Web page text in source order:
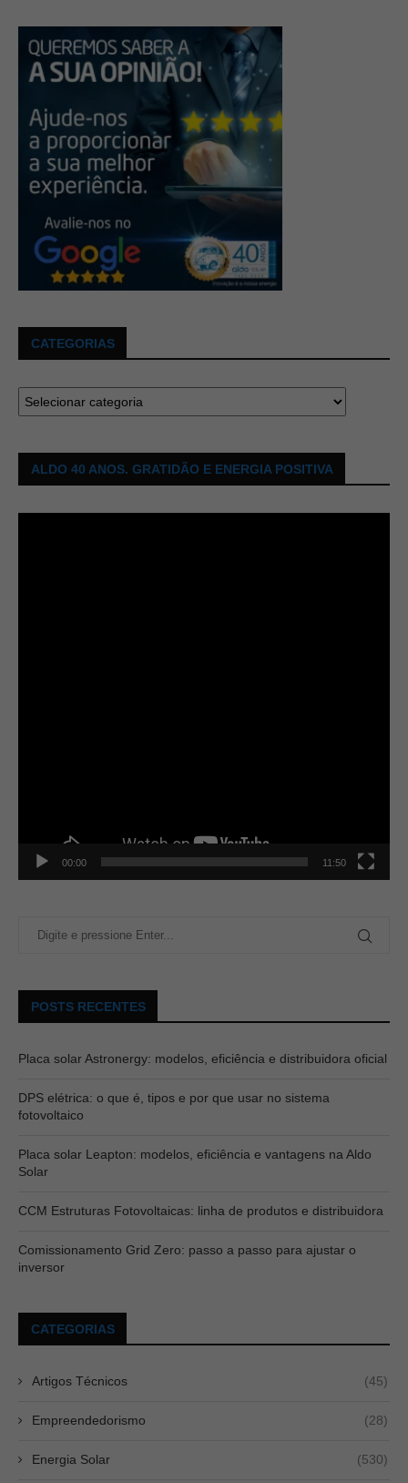
CATEGORIAS
ALDO 40 ANOS. GRATIDÃO E ENERGIA POSITIVA
00:00 11:50
POSTS RECENTES
Placa solar Astronergy: modelos, eficiência e distribuidora oficial
DPS elétrica: o que é, tipos e por que usar no sistema
fotovoltaico
Placa solar Leapton: modelos, eficiência e vantagens na Aldo
Solar
CCM Estruturas Fotovoltaicas: linha de produtos e distribuidora
Comissionamento Grid Zero: passo a passo para ajustar o
inversor
CATEGORIAS
Artigos Técnicos (45)
Empreendedorismo (28)
Energia Solar (530)